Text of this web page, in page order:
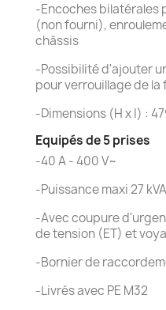
-Encoches bilatérales
(non fourni),
châssis
-Possibilité d'ajouter
pour verrouillage de la
-Dimensions (H x I) :
Equipés de 5 prises
-40 A - 400 V~
-Puissance maxi 27 kVA
-Avec coupure
de tension (ET) et
-Bornier de
-Livrés avec PE M32